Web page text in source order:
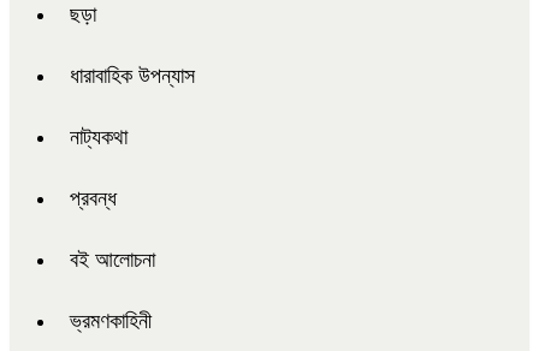
ছড়া
ধারাবাহিক উপন্যাস
নাট্যকথা
প্রবন্ধ
বই আলোচনা
ভ্রমণকাহিনী